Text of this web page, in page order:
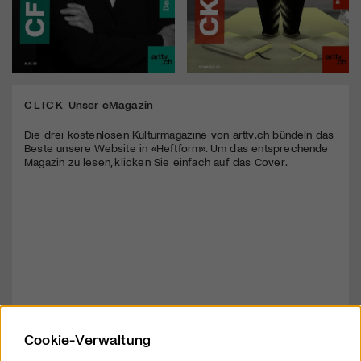
CLICK Unser eMagazin
Die drei kostenlosen Kulturmagazine von arttv.ch bündeln das
Beste unsere Website in «Heftform». Um das entsprechende
Magazin zu lesen, klicken Sie einfach auf das Cover.
Cookie-Verwaltung